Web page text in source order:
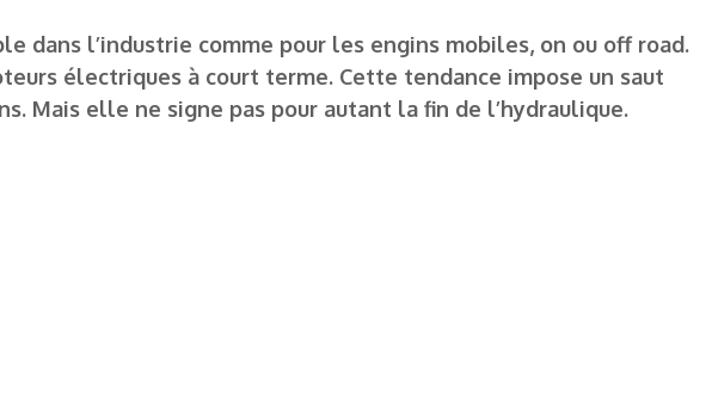
dans l’industrie comme pour les engins mobiles, on ou off road.
électriques à court terme. Cette tendance impose un saut
Mais elle ne signe pas pour autant la fin de l’hydraulique.